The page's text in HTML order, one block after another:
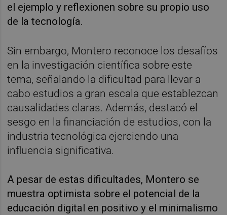
el ejemplo y reflexionen sobre su propio uso
de la tecnología.
Sin embargo, Montero reconoce los desafíos
en la investigación científica sobre este
tema, señalando la dificultad para llevar a
cabo estudios a gran escala que establezcan
causalidades claras. Además, destacó el
sesgo en la financiación de estudios, con la
industria tecnológica ejerciendo una
influencia significativa.
A pesar de estas dificultades, Montero se
muestra optimista sobre el potencial de la
educación digital en positivo y el minimalismo